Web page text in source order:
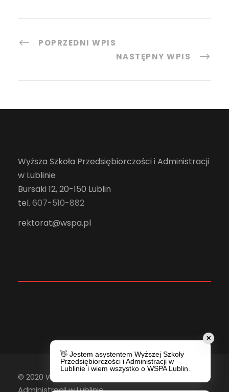
POPRZEDNI WPIS
NASTĘPNY WPIS
Wyższa Szkoła Przedsiębiorczości i Administracji
w Lublinie
Bursaki 12, 20-150 Lublin
tel. 607-510-882
rektorat@wspa.pl
© 2020 Wyższa Szkoła Przedsiębiorczości i
Administracji w Lublinie
✕
👋 Jestem asystentem Wyższej Szkoły
Przedsiębiorczości i Administracji w
Lublinie i wiem wszystko o WSPA Lublin.